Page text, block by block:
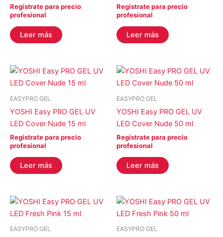
Regístrate para precio
profesional
Leer más
Regístrate para precio
profesional
Leer más
EASYPRO GEL
YOSHI Easy PRO GEL UV
LED Cover Nude 15 ml
Regístrate para precio
profesional
Leer más
EASYPRO GEL
YOSHI Easy PRO GEL UV
LED Cover Nude 50 ml
Regístrate para precio
profesional
Leer más
EASYPRO GEL EASYPRO GEL